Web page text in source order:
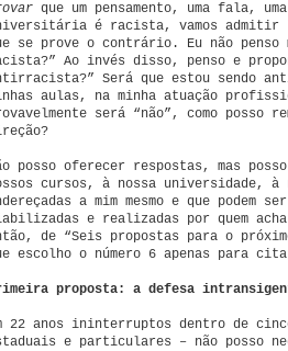
que um pensamento, uma fala,
é racista, vamos admitir
se prove o contrário. Eu não penso
Ao invés disso, penso e
Será que estou sendo
aulas, na minha atuação
será “não”, como posso
posso oferecer respostas, mas
cursos, à nossa universidade, à
a mim mesmo e que podem
e realizadas por quem
de “Seis propostas para o
escolho o número 6 apenas para
proposta: a defesa
22 anos ininterruptos dentro de
e particulares – não posso